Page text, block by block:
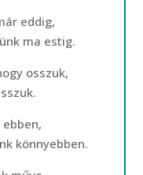
eddig,
ma estig.
osszuk,
könnyebben.